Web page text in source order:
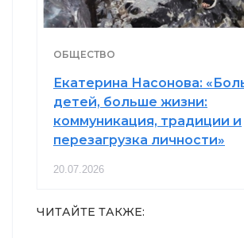
ОБЩЕСТВО
Екатерина Насонова:
детей, больше жизни:
коммуникация, традиции и
перезагрузка личности»
20.07.2026
ЧИТАЙТЕ ТАКЖЕ: